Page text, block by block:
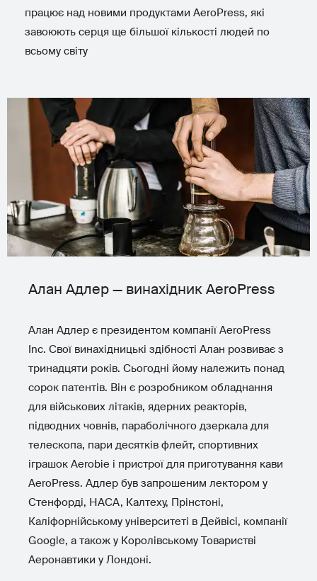
працює над новими продуктами AeroPress, які
завоюють серця ще більшої кількості людей по
всьому світу
Алан Адлер — винахідник AeroPress
Алан Адлер є президентом компанії AeroPress
Inc. Свої винахідницькі здібності Алан розвиває з
тринадцяти років. Сьогодні йому належить понад
сорок патентів. Він є розробником обладнання
для військових літаків, ядерних реакторів,
підводних човнів, параболічного дзеркала для
телескопа, пари десятків флейт, спортивних
іграшок Aerobie і пристрої для приготування кави
AeroPress. Адлер був запрошеним лектором у
Стенфорді, НАСА, Калтеху, Прінстоні,
Каліфорнійському університеті в Дейвісі, компанії
Google, а також у Королівському Товаристві
Аеронавтики у Лондоні.